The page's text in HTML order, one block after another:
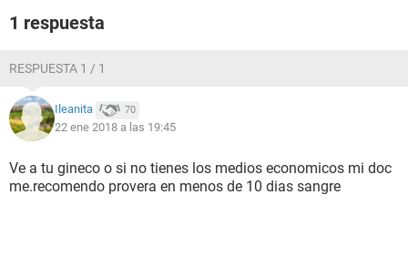
1 respuesta
RESPUESTA 1 / 1
Ileanita 70
22 ene 2018 a las 19:45
Ve a tu gineco o si no tienes los medios economicos mi doc
me.recomendo provera en menos de 10 dias sangre